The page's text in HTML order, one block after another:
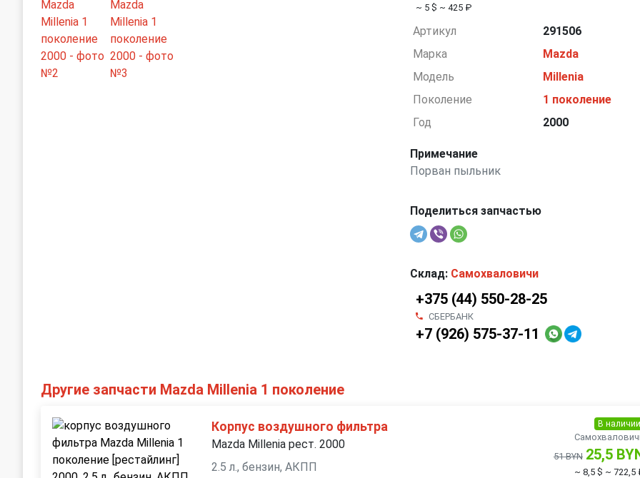
~ 5 $ ~ 425 ₽
Артикул
291506
Марка
Mazda
Модель
Millenia
Поколение
1 поколение
Год
2000
Примечание
Порван пыльник
Поделиться запчастью
Склад: Самохваловичи
+375 (44) 550-28-25
СБЕРБАНК
+7 (926) 575-37-11
Другие запчасти Mazda Millenia 1 поколение
Корпус воздушногo фильтра
Mazda Millenia рест. 2000
2.5 л., бензин, АКПП
В наличии
51 BYN 25,5
~ 8,5 $ ~ 722,5